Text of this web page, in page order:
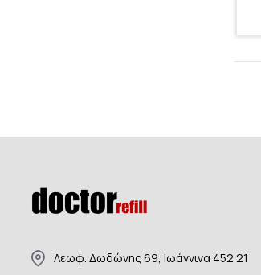
Λεωφ. Δωδώνης 69, Ιωάννινα 452 21